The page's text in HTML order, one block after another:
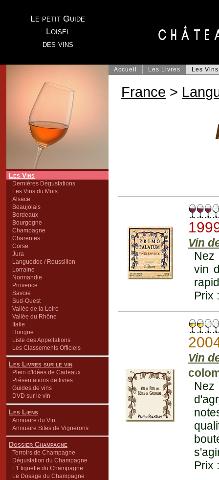
Le petit Guide
Loisel
des vins
Les Vins
Dernières Dégustations
Les Vins du Mois
Alsace
Beaujolais
Bordeaux
Bourgogne
Champagne
Charentes
Corse
Jura
Languedoc / Roussillon
Lorraine
Normandie
Provence
Savoie
Sud-Ouest
Vallée de la Loire
Vallée du Rhône
Italie
Hongrie
Liste des Appellations
Les Classements Officiels
Les Livres sur le vin
Plein d'Idées de Cadeaux
Présentations de livres
Guides de vins
DVD sur le vin
Les Liens
Annuaire du Vin
Annuaire Sites de Vignerons
Dossier Champagne
Terroirs de Champagne
Dégustation du Champagne
L'Étiquette du Champagne
Le Dosage du Champagne
Accueil Les Livres Les Vins
France >
Vin
Nez
vin
Prix
Vin
Prix